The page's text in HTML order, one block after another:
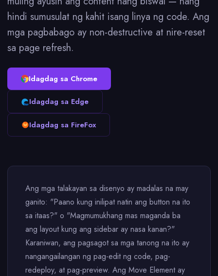
hindi sumusulat ng kahit isang linya ng code. Ang
mga pagbabago ay non-destructive at nire-reset
sa page refresh.
Idagdag sa Chrome
Idagdag sa Edge
Idagdag sa FireFox
Ang mga talakayan sa disenyo ay madalas na may
ganito: "Paano kung inilipat natin ang button na ito
sa itaas?" o "Magmumukhang mas maganda ba
ang layout kung ang sidebar ay nasa kanan?"
Karaniwan, ang pagsagot sa mga tanong na ito ay
nangangailangan ng pag-edit ng code, pag-
redeploy, at pag-preview. Ang Move Element ay